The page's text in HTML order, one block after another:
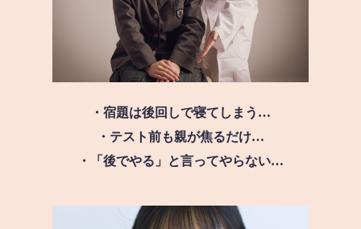
・宿題は後回しで寝てしまう…
・テスト前も親が焦るだけ…
・「後でやる」と言ってやらない…